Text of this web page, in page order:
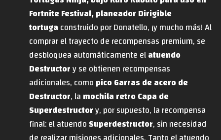
Fortnite Festival, planeador Dirigible
tortugaconstruido por Donatello, ¡y mucho más! Al
comprar el trayecto de recompensas premium, se
desbloquea automáticamente elatuendo
Destructory se obtienen recompensas
adicionales, comopico Garras de acero de
Destructor, lamochila retro Capa de
Superdestructory, por supuesto, la recompensa
final: el atuendoSuperdestructor, sin necesidad